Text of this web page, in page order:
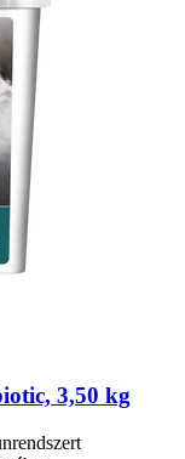
3,50 kg